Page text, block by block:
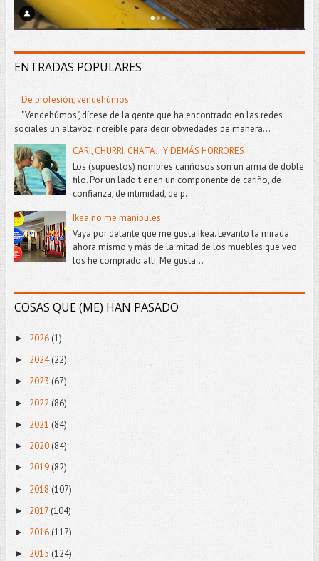
ENTRADAS POPULARES
De profesión, vendehúmos
"Vendehúmos", dícese de la gente que ha encontrado en las redes
sociales un altavoz increíble para decir obviedades de manera...
CARI, CHURRI, CHATA...Y DEMÁS HORRORES
Los (supuestos) nombres cariñosos son un arma de doble
filo. Por un lado tienen un componente de cariño, de
confianza, de intimidad, de p...
Ikea no me manipules
Vaya por delante que me gusta Ikea. Levanto la mirada
ahora mismo y más de la mitad de los muebles que veo
los he comprado allí. Me gusta...
COSAS QUE (ME) HAN PASADO
► 2026(1)
► 2024(22)
► 2023 (67)
► 2022 (86)
► 2021 (84)
► 2020(84)
► 2019 (82)
► 2018 (107)
► 2017(104)
► 2016 (117)
► 2015 (124)